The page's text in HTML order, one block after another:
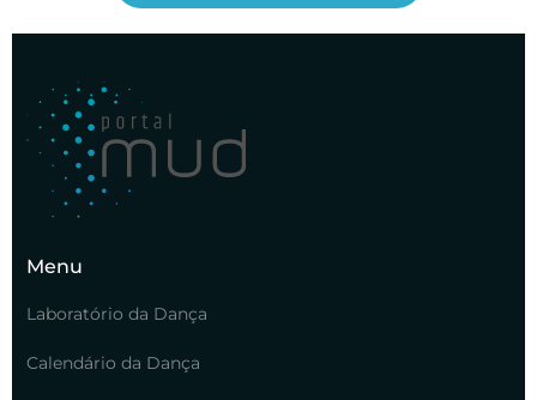
Menu
Laboratório da Dança
Calendário da Dança